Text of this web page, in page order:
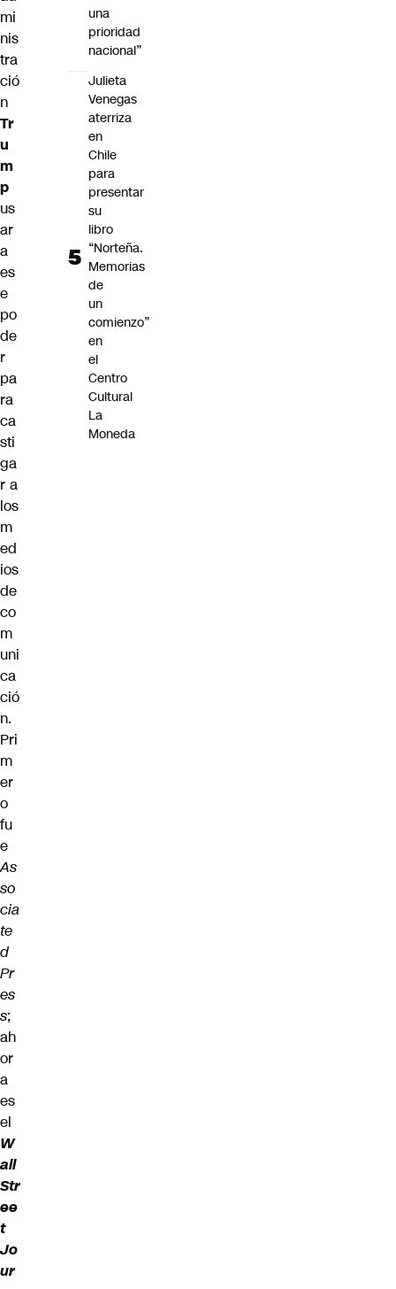
mi
nis
tra
ció
n
Tr
u
m
p
us
ar
a
es
e
po
de
r
pa
ra
ca
sti
ga
r a
los
m
ed
ios
de
co
m
uni
ca
ció
n.
Pri
m
er
o
fu
e
As
so
cia
te
d
Pr
es
s;
ah
or
a
es
el
W
all
Str
ee
t
Jo
ur
una
prioridad
nacional”
Julieta
Venegas
aterriza
en
Chile
para
presentar
su
libro
“Norteña.
Memorias
de
un
comienzo”
en
el
Centro
Cultural
La
Moneda